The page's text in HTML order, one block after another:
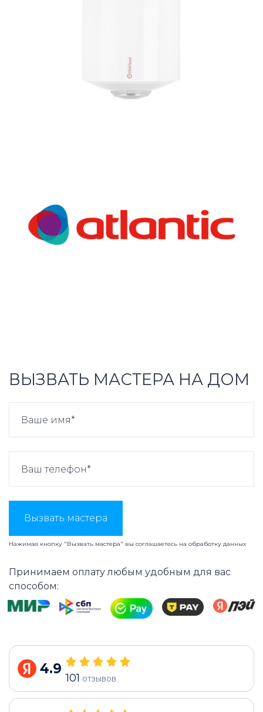
ВЫЗВАТЬ МАСТЕРА НА ДОМ
Вызвать мастера
Нажимая кнопку "Вызвать мастера" вы соглашаетесь на обработку данных
Принимаем оплату любым удобным для вас
способом:
4.9
101 отзывов